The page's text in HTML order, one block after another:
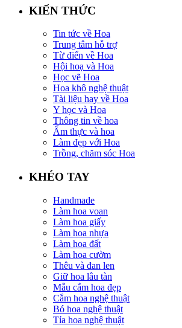
KIẾN THỨC
Tin tức về Hoa
Trung tâm hỗ trợ
Từ điển về Hoa
Hội hoạ và Hoa
Học vẽ Hoa
Hoa khô nghệ thuật
Tài liệu hay về Hoa
Y học và Hoa
Thông tin về hoa
Ẩm thực và hoa
Làm đẹp với Hoa
Trồng, chăm sóc Hoa
KHÉO TAY
Handmade
Làm hoa voan
Làm hoa giấy
Làm hoa nhựa
Làm hoa đất
Làm hoa cườm
Thêu và đan len
Giữ hoa lâu tàn
Mẫu cắm hoa đẹp
Cắm hoa nghệ thuật
Bó hoa nghệ thuật
Tỉa hoa nghệ thuật